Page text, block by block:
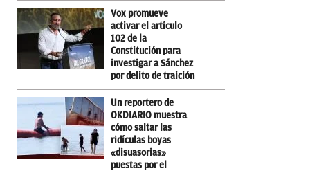
Vox promueve
activar el artículo
102 de la
Constitución para
investigar a Sánchez
por delito de traición
Un reportero de
OKDIARIO muestra
cómo saltar las
ridículas boyas
«disuasorias»
puestas por el